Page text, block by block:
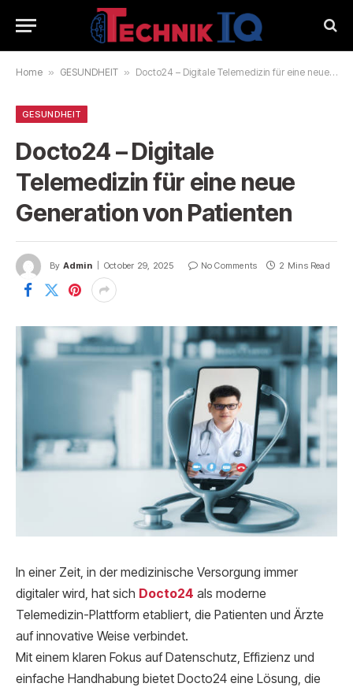
Home » GESUNDHEIT » Docto24 – Digitale Telemedizin für eine neue Generation von Patienten
GESUNDHEIT
Docto24 – Digitale
Telemedizin für eine neue
Generation von Patienten
By Admin October 29, 2025 No Comments 2 Mins Read
In einer Zeit, in der medizinische Versorgung immer
digitaler wird, hat sich Docto24 als moderne
Telemedizin-Plattform etabliert, die Patienten und Ärzte
auf innovative Weise verbindet.
Mit einem klaren Fokus auf Datenschutz, Effizienz und
einfache Handhabung bietet Docto24 eine Lösung, die